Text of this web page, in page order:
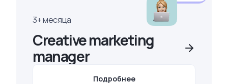
3+ месяца
Creative marketing
manager
Подробнее